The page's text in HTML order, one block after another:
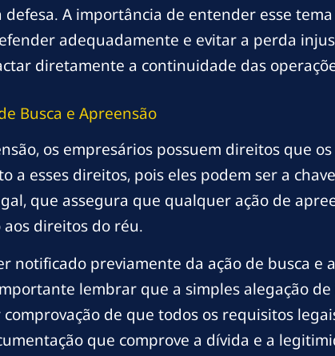
A importância de entender esse
adequadamente e evitar a perda
diretamente a continuidade das
Busca e Apreensão
os empresários possuem direitos que
a esses direitos, pois eles podem ser a
que assegura que qualquer ação de
direitos do réu.
notificado previamente da ação de busca e
lembrar que a simples alegação
de que todos os requisitos
que comprove a dívida e a